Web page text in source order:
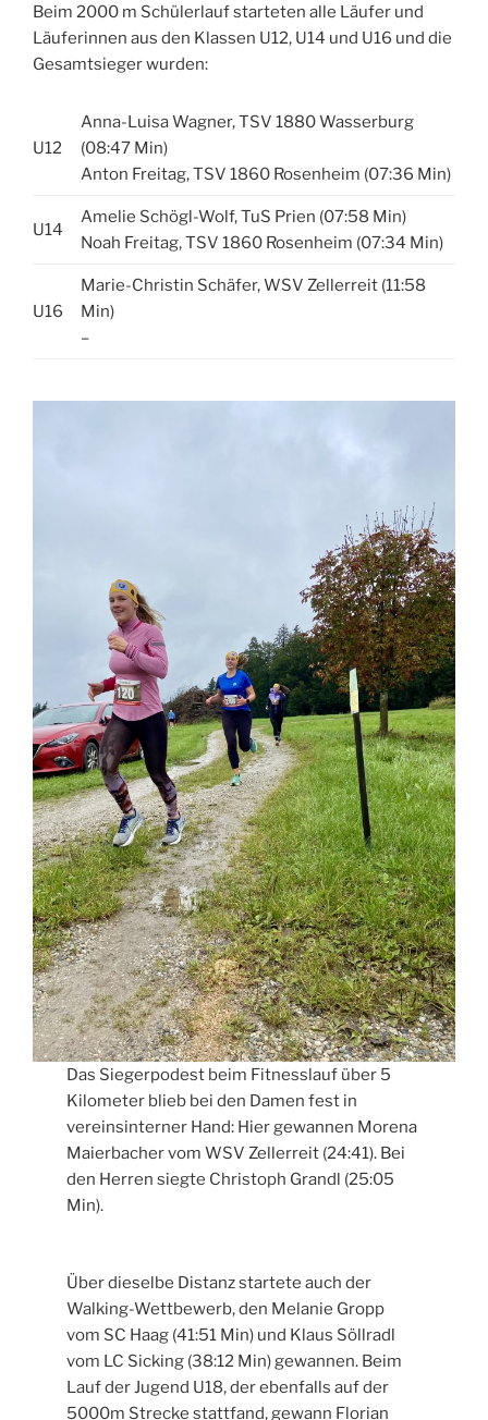
Beim 2000 m Schülerlauf starteten alle Läufer und
Läuferinnen aus den Klassen U12, U14 und U16 und die
Gesamtsieger wurden:
U12
Anna-Luisa Wagner, TSV 1880 Wasserburg
(08:47 Min)
Anton Freitag, TSV 1860 Rosenheim (07:36 Min)
U14
Amelie Schögl-Wolf, TuS Prien (07:58 Min)
Noah Freitag, TSV 1860 Rosenheim (07:34 Min)
U16
Marie-Christin Schäfer, WSV Zellerreit (11:58
Min)
–
Das Siegerpodest beim Fitnesslauf über 5
Kilometer blieb bei den Damen fest in
vereinsinterner Hand: Hier gewannen Morena
Maierbacher vom WSV Zellerreit (24:41). Bei
den Herren siegte Christoph Grandl (25:05
Min).
Über dieselbe Distanz startete auch der
Walking-Wettbewerb, den Melanie Gropp
vom SC Haag (41:51 Min) und Klaus Söllradl
vom LC Sicking (38:12 Min) gewannen. Beim
Lauf der Jugend U18, der ebenfalls auf der
5000m Strecke stattfand, gewann Florian